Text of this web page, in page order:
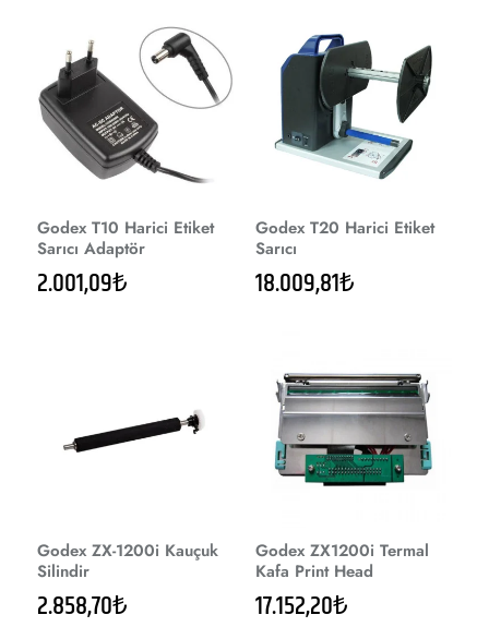
Godex T10 Harici Etiket
Sarıcı Adaptör
2.001,09₺
Godex T20 Harici Etiket
Sarıcı
18.009,81₺
Godex ZX-1200i Kauçuk
Silindir
2.858,70₺
Godex ZX1200i Termal
Kafa Print Head
17.152,20₺